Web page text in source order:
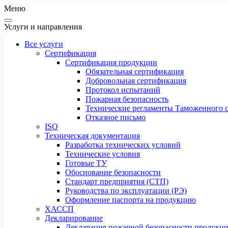
Меню
Услуги и направления
Все услуги
Сертификация
Сертификация продукции
Обязательная сертификация
Добровольная сертификация
Протокол испытаний
Пожарная безопасность
Технические регламенты Таможенного
Отказное письмо
ISO
Техническая документация
Разработка технических условий
Технические условия
Готовые ТУ
Обоснование безопасности
Стандарт предприятия (СТП)
Руководства по эксплуатации (РЭ)
Оформление паспорта на продукцию
ХАССП
Декларирование